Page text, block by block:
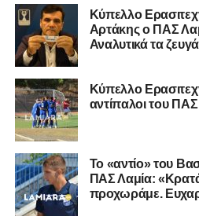
φιναλίστ των ΕΠΣ που δήλωσαν
έχουν χωριστεί σε14
ολοκλήρωση της πρώτης φάσης
ομάδεςπου θα συνεχίσουν στη
Αμέσως μετά θα
φάσης, από την οποία θα
που θα συνεχίσουν στην 3η
Η διαδικασία της κλήρωσης θα
του καναλιού Hellenic
YouTube, με καλεσμένο τον
Kύπελλο
Αρτάκης ο ΠΑΣ
Αναλυτικά τα
Κύπελλο
αντίπαλοι του
Το «αντίο» του
ΠΑΣ Λαμία:
προχωράμε.